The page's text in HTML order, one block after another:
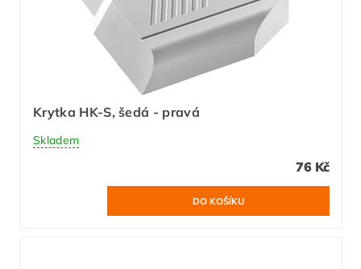
Krytka HK-S, šedá - pravá
Skladem
76 Kč